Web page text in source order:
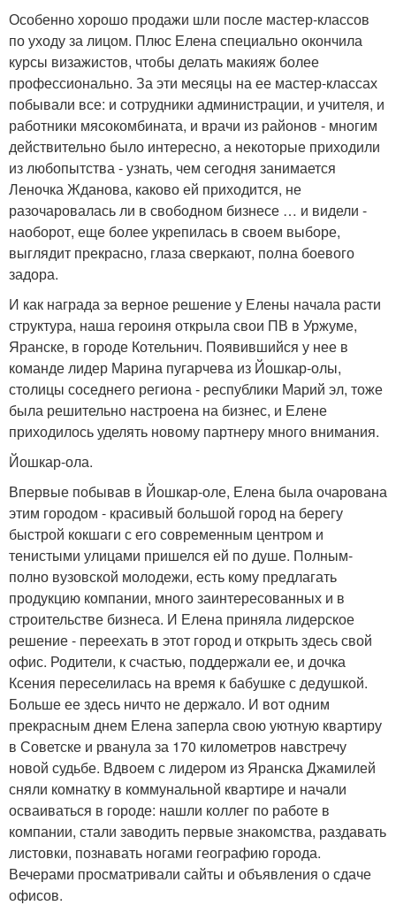
Особенно хорошо продажи шли после мастер-классов
по уходу за лицом. Плюс Елена специально окончила
курсы визажистов, чтобы делать макияж более
профессионально. За эти месяцы на ее мастер-классах
побывали все: и сотрудники администрации, и учителя, и
работники мясокомбината, и врачи из районов - многим
действительно было интересно, а некоторые приходили
из любопытства - узнать, чем сегодня занимается
Леночка Жданова, каково ей приходится, не
разочаровалась ли в свободном бизнесе … и видели -
наоборот, еще более укрепилась в своем выборе,
выглядит прекрасно, глаза сверкают, полна боевого
задора.
И как награда за верное решение у Елены начала расти
структура, наша героиня открыла свои ПВ в Уржуме,
Яранске, в городе Котельнич. Появившийся у нее в
команде лидер Марина пугарчева из Йошкар-олы,
столицы соседнего региона - республики Марий эл, тоже
была решительно настроена на бизнес, и Елене
приходилось уделять новому партнеру много внимания.
Йошкар-ола.
Впервые побывав в Йошкар-оле, Елена была очарована
этим городом - красивый большой город на берегу
быстрой кокшаги с его современным центром и
тенистыми улицами пришелся ей по душе. Полным-
полно вузовской молодежи, есть кому предлагать
продукцию компании, много заинтересованных и в
строительстве бизнеса. И Елена приняла лидерское
решение - переехать в этот город и открыть здесь свой
офис. Родители, к счастью, поддержали ее, и дочка
Ксения переселилась на время к бабушке с дедушкой.
Больше ее здесь ничто не держало. И вот одним
прекрасным днем Елена заперла свою уютную квартиру
в Советске и рванула за 170 километров навстречу
новой судьбе. Вдвоем с лидером из Яранска Джамилей
сняли комнатку в коммунальной квартире и начали
осваиваться в городе: нашли коллег по работе в
компании, стали заводить первые знакомства, раздавать
листовки, познавать ногами географию города.
Вечерами просматривали сайты и объявления о сдаче
офисов.